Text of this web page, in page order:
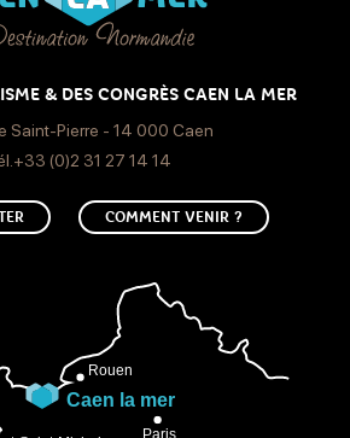
& DES CONGRÈS CAEN LA MER
Saint-Pierre - 14 000 Caen
(0)2 31 27 14 14
COMMENT VENIR ?